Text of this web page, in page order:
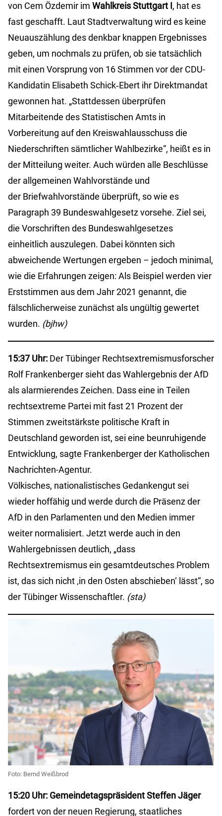
von Cem Özdemir im Wahlkreis Stuttgart I, hat es
fast geschafft. Laut Stadtverwaltung wird es keine
Neuauszählung des denkbar knappen Ergebnisses
geben, um nochmals zu prüfen, ob sie tatsächlich
mit einen Vorsprung von 16 Stimmen vor der CDU-
Kandidatin Elisabeth Schick‐Ebert ihr Direktmandat
gewonnen hat. „Stattdessen überprüfen
Mitarbeitende des Statistischen Amts in
Vorbereitung auf den Kreiswahlausschuss die
Niederschriften sämtlicher Wahlbezirke“, heißt es in
der Mitteilung weiter. Auch würden alle Beschlüsse
der allgemeinen Wahlvorstände und
der Briefwahlvorstände überprüft, so wie es
Paragraph 39 Bundeswahlgesetz vorsehe. Ziel sei,
die Vorschriften des Bundeswahlgesetzes
einheitlich auszulegen. Dabei könnten sich
abweichende Wertungen ergeben – jedoch minimal,
wie die Erfahrungen zeigen: Als Beispiel werden vier
Erststimmen aus dem Jahr 2021 genannt, die
fälschlicherweise zunächst als ungültig gewertet
wurden. (bjhw)
15:37 Uhr: Der Tübinger Rechtsextremismusforscher
Rolf Frankenberger sieht das Wahlergebnis der AfD
als alarmierendes Zeichen. Dass eine in Teilen
rechtsextreme Partei mit fast 21 Prozent der
Stimmen zweitstärkste politische Kraft in
Deutschland geworden ist, sei eine beunruhigende
Entwicklung, sagte Frankenberger der Katholischen
Nachrichten-Agentur.
Völkisches, nationalistisches Gedankengut sei
wieder hoffähig und werde durch die Präsenz der
AfD in den Parlamenten und den Medien immer
weiter normalisiert. Jetzt werde auch in den
Wahlergebnissen deutlich, „dass
Rechtsextremismus ein gesamtdeutsches Problem
ist, das sich nicht ‚in den Osten abschieben‘ lässt“, so
der Tübinger Wissenschaftler. (sta)
Foto: Bernd Weißbrod
15:20 Uhr: Gemeindetagspräsident Steffen Jäger
fordert von der neuen Regierung, staatliches